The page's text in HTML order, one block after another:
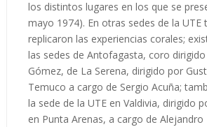
los distintos lugares en los que se
mayo 1974). En otras sedes de la UTE
replicaron las experiencias corales;
las sedes de Antofagasta, coro
Gómez, de La Serena, dirigido por
Temuco a cargo de Sergio Acuña;
la sede de la UTE en Valdivia, dirigido
en Punta Arenas, a cargo de Alejandro